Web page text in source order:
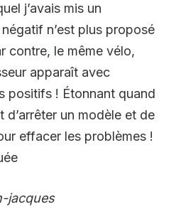
j’avais mis un
n’est plus proposé
contre, le même vélo,
apparaît avec
positifs ! Étonnant quand
d’arrêter un modèle et de
effacer les problèmes !
jacques